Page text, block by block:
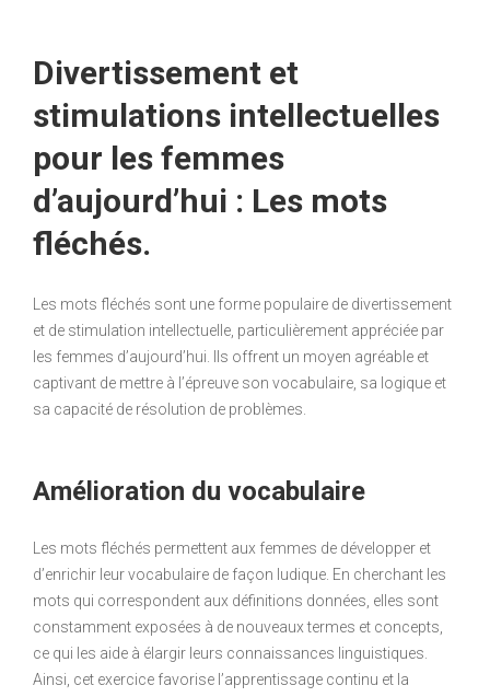
Divertissement et
stimulations intellectuelles
pour les femmes
d’aujourd’hui : Les mots
fléchés.
Les mots fléchés sont une forme populaire de divertissement
et de stimulation intellectuelle, particulièrement appréciée par
les femmes d’aujourd’hui. Ils offrent un moyen agréable et
captivant de mettre à l’épreuve son vocabulaire, sa logique et
sa capacité de résolution de problèmes.
Amélioration du vocabulaire
Les mots fléchés permettent aux femmes de développer et
d’enrichir leur vocabulaire de façon ludique. En cherchant les
mots qui correspondent aux définitions données, elles sont
constamment exposées à de nouveaux termes et concepts,
ce qui les aide à élargir leurs connaissances linguistiques.
Ainsi, cet exercice favorise l’apprentissage continu et la